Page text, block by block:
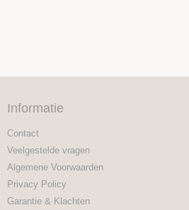
Informatie
Contact
Veelgestelde vragen
Algemene Voorwaarden
Privacy Policy
Garantie & Klachten